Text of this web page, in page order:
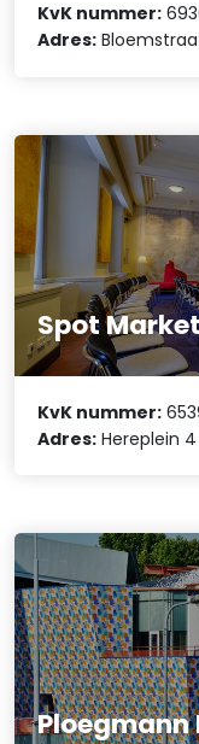
KvK nummer:
Adres:
Spot
KvK nummer:
Adres: Hereplein 4